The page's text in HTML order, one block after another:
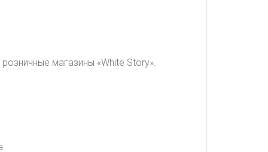
магазины «White Story».